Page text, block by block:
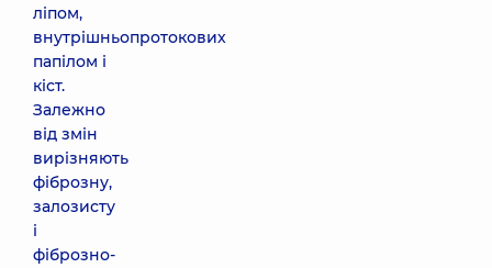
ліпом,
внутрішньопротокових
папілом і
кіст.
Залежно
від змін
вирізняють
фіброзну,
залозисту
і
фіброзно-